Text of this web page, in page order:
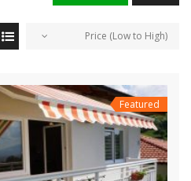
Price (Low to High)
Featured